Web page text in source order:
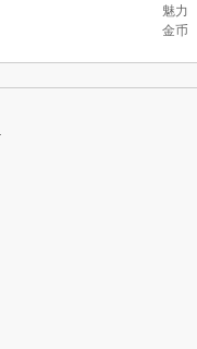
魅力
金币